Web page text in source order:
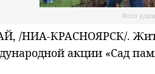
Фото
/НИА-КРАСНОЯРСК/.
акции «Сад